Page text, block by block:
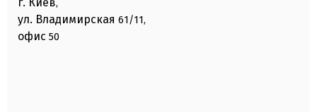
,
ул. Владимирская 61/11,
офис 50